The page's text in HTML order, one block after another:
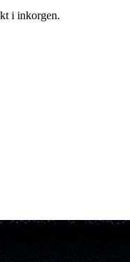
i inkorgen.